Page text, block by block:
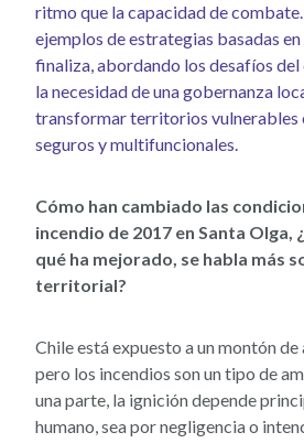
ritmo que la capacidad de
ejemplos de estrategias basadas
finaliza, abordando los desafíos
la necesidad de una gobernanza
transformar territorios vulnerables
seguros y multifuncionales.
Cómo han cambiado las
incendio de 2017 en Santa Olga,
qué ha mejorado, se habla más
territorial?
Chile está expuesto a un montón
pero los incendios son un tipo de
una parte, la ignición depende
humano, sea por negligencia o